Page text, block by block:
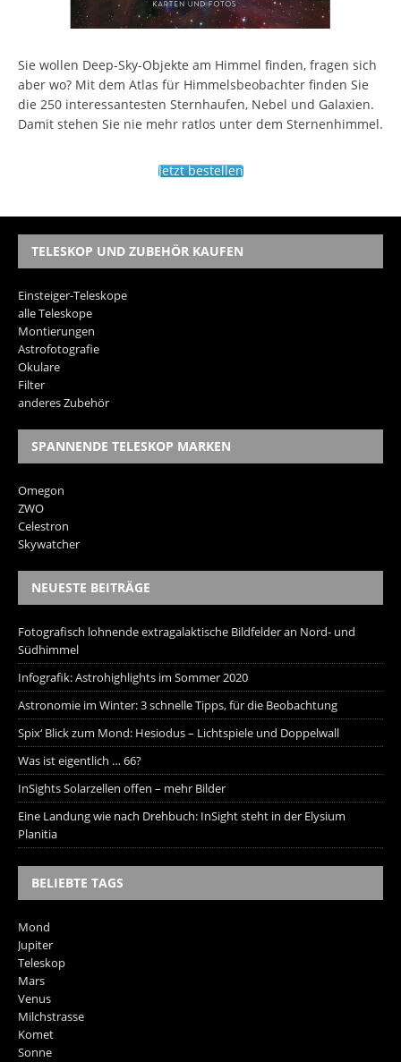
Sie wollen Deep-Sky-Objekte am Himmel finden, fragen sich
aber wo? Mit dem Atlas für Himmelsbeobachter finden Sie
die 250 interessantesten Sternhaufen, Nebel und Galaxien.
Damit stehen Sie nie mehr ratlos unter dem Sternenhimmel.
Jetzt bestellen
TELESKOP UND ZUBEHÖR KAUFEN
Einsteiger-Teleskope
alle Teleskope
Montierungen
Astrofotografie
Okulare
Filter
anderes Zubehör
SPANNENDE TELESKOP MARKEN
Omegon
ZWO
Celestron
Skywatcher
NEUESTE BEITRÄGE
Fotografisch lohnende extragalaktische Bildfelder an Nord- und
Südhimmel
Infografik: Astrohighlights im Sommer 2020
Astronomie im Winter: 3 schnelle Tipps, für die Beobachtung
Spix‘ Blick zum Mond: Hesiodus – Lichtspiele und Doppelwall
Was ist eigentlich … 66?
InSights Solarzellen offen – mehr Bilder
Eine Landung wie nach Drehbuch: InSight steht in der Elysium
Planitia
BELIEBTE TAGS
Mond
Jupiter
Teleskop
Mars
Venus
Milchstrasse
Komet
Sonne